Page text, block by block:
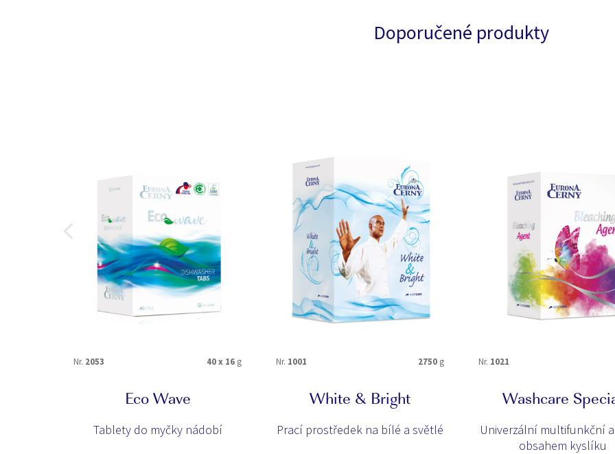
Doporučené produkty
Nr. 2053 40 x 16 g
Eco Wave
Tablety do myčky nádobí
Nr. 1001 2750 g
White & Bright
Prací prostředek na bílé a světlé
Nr. 1021
Washcare
Univerzální multifunkční
obsahem kyslíku